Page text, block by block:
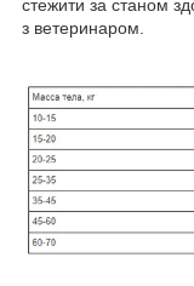
стежити за станом
з ветеринаром.